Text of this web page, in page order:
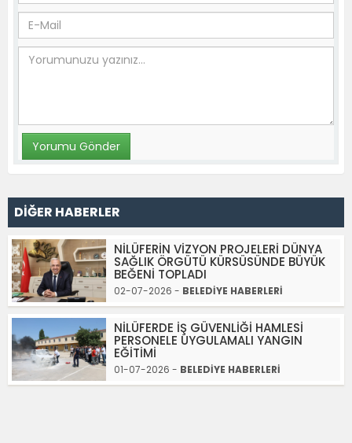
DİĞER HABERLER
NİLÜFERİN VİZYON PROJELERİ DÜNYA
SAĞLIK ÖRGÜTÜ KÜRSÜSÜNDE BÜYÜK
BEĞENİ TOPLADI
02-07-2026 - BELEDİYE HABERLERİ
NİLÜFERDE İŞ GÜVENLİĞİ HAMLESİ
PERSONELE UYGULAMALI YANGIN
EĞİTİMİ
01-07-2026 - BELEDİYE HABERLERİ